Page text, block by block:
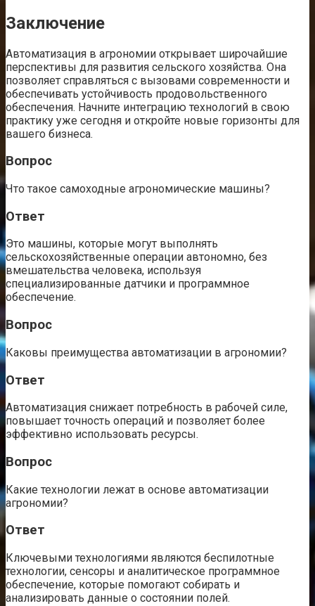
Заключение
Автоматизация в агрономии открывает широчайшие
перспективы для развития сельского хозяйства. Она
позволяет справляться с вызовами современности и
обеспечивать устойчивость продовольственного
обеспечения. Начните интеграцию технологий в свою
практику уже сегодня и откройте новые горизонты для
вашего бизнеса.
Вопрос
Что такое самоходные агрономические машины?
Ответ
Это машины, которые могут выполнять
сельскохозяйственные операции автономно, без
вмешательства человека, используя
специализированные датчики и программное
обеспечение.
Вопрос
Каковы преимущества автоматизации в агрономии?
Ответ
Автоматизация снижает потребность в рабочей силе,
повышает точность операций и позволяет более
эффективно использовать ресурсы.
Вопрос
Какие технологии лежат в основе автоматизации
агрономии?
Ответ
Ключевыми технологиями являются беспилотные
технологии, сенсоры и аналитическое программное
обеспечение, которые помогают собирать и
анализировать данные о состоянии полей.